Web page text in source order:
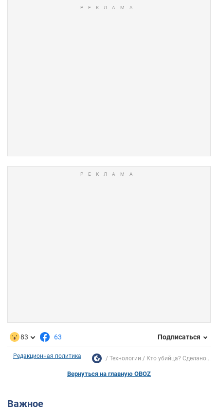
83 63 Подписаться
Редакционная политика Технологии Кто убийца? Сделано...
Вернуться на главную OBOZ
Важное